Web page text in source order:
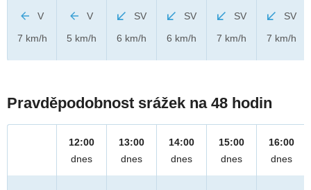
V
7 km/h
V
5 km/h
SV
6 km/h
SV
6 km/h
SV
7 km/h
SV
7 km/h
Pravděpodobnost srážek na 48 hodin
12:00
dnes
13:00
dnes
14:00
dnes
15:00
dnes
16:00
dnes